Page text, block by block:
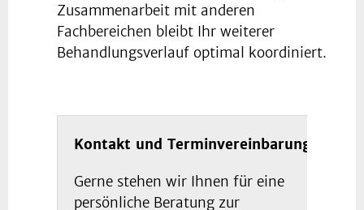
Zusammenarbeit mit anderen
Fachbereichen bleibt Ihr weiterer
Behandlungsverlauf optimal koordiniert.
Kontakt und Terminvereinbarung
Gerne stehen wir Ihnen für eine
persönliche Beratung zur